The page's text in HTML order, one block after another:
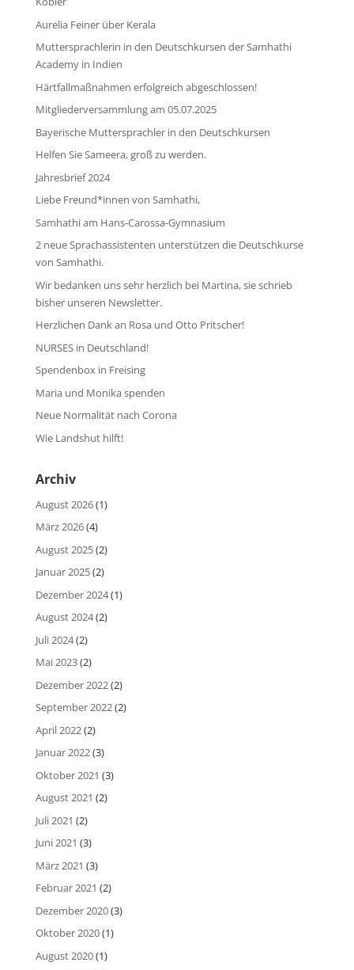
Aurelia Feiner über Kerala
Muttersprachlerin in den Deutschkursen der Samhathi
Academy in Indien
Härtfallmaßnahmen erfolgreich abgeschlossen!
Mitgliederversammlung am 05.07.2025
Bayerische Muttersprachler in den Deutschkursen
Helfen Sie Sameera, groß zu werden.
Jahresbrief 2024
Liebe Freund*innen von Samhathi,
Samhathi am Hans-Carossa-Gymnasium
2 neue Sprachassistenten unterstützen die Deutschkurse
von Samhathi.
Wir bedanken uns sehr herzlich bei Martina, sie schrieb
bisher unseren Newsletter.
Herzlichen Dank an Rosa und Otto Pritscher!
NURSES in Deutschland!
Spendenbox in Freising
Maria und Monika spenden
Neue Normalität nach Corona
Wie Landshut hilft!
Archiv
August 2026(1)
März 2026(4)
August 2025(2)
Januar 2025(2)
Dezember 2024(1)
August 2024(2)
Juli 2024(2)
Mai 2023(2)
Dezember 2022(2)
September 2022(2)
April 2022(2)
Januar 2022(3)
Oktober 2021 (3)
August 2021 (2)
Juli 2021 (2)
Juni 2021 (3)
März 2021 (3)
Februar 2021 (2)
Dezember 2020(3)
Oktober 2020(1)
August 2020(1)